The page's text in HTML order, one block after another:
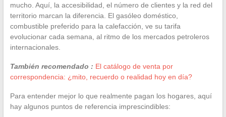
mucho. Aquí, la accesibilidad, el número de clientes y la red del
territorio marcan la diferencia. El gasóleo doméstico,
combustible preferido para la calefacción, ve su tarifa
evolucionar cada semana, al ritmo de los mercados petroleros
internacionales.
También recomendado : El catálogo de venta por
correspondencia: ¿mito, recuerdo o realidad hoy en día?
Para entender mejor lo que realmente pagan los hogares, aquí
hay algunos puntos de referencia imprescindibles: